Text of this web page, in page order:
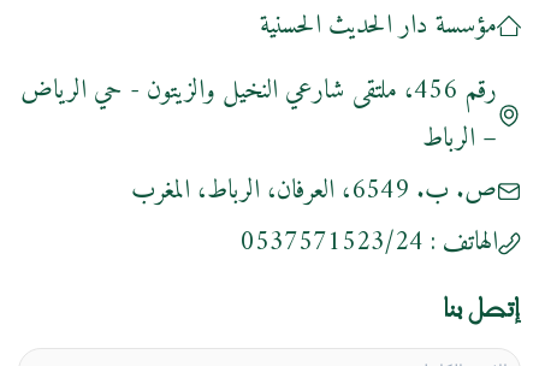
مؤسسة دار الحديث الحسنية
رقم 456، ملتقى شارعي النخيل والزيتون - حي الرياض
– الرباط
ص. ب. 6549، العرفان، الرباط، المغرب
الهاتف : 0537571523/24
إتصل بنا